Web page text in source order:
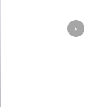
›